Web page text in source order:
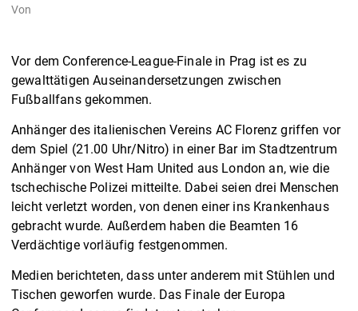
Von
Vor dem Conference-League-Finale in Prag ist es zu
gewalttätigen Auseinandersetzungen zwischen
Fußballfans gekommen.
Anhänger des italienischen Vereins AC Florenz griffen vor
dem Spiel (21.00 Uhr/Nitro) in einer Bar im Stadtzentrum
Anhänger von West Ham United aus London an, wie die
tschechische Polizei mitteilte. Dabei seien drei Menschen
leicht verletzt worden, von denen einer ins Krankenhaus
gebracht wurde. Außerdem haben die Beamten 16
Verdächtige vorläufig festgenommen.
Medien berichteten, dass unter anderem mit Stühlen und
Tischen geworfen wurde. Das Finale der Europa